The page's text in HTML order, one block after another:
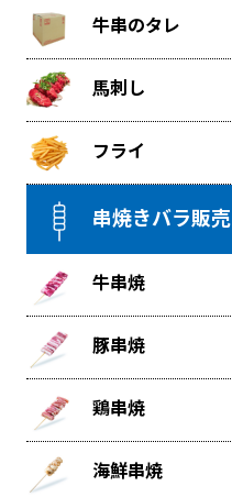
牛串のタレ
馬刺し
フライ
串焼きバラ販売
牛串焼
豚串焼
鶏串焼
海鮮串焼